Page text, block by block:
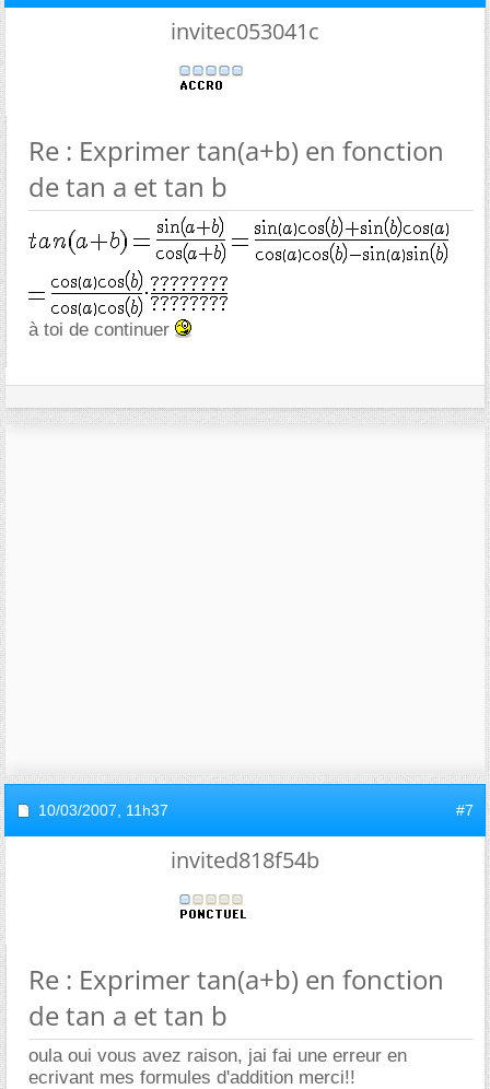
invitec053041c
Re : Exprimer tan(a+b) en fonction
de tan a et tan b
à toi de continuer
10/03/2007, 11h37 #7
invited818f54b
Re : Exprimer tan(a+b) en fonction
de tan a et tan b
oula oui vous avez raison, jai fai une erreur en
ecrivant mes formules d'addition merci!!